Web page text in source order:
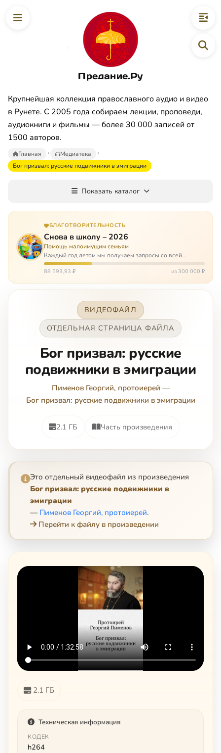
Предание.Ру
Крупнейшая коллекция православного аудио и видео
в Рунете. С 2005 года собираем лекции, проповеди,
аудиокниги и фильмы — более 30 000 записей от
1500 авторов.
Главная
Медиатека
Бог призвал: русские подвижники в эмиграции
Показать каталог
БЛАГОТВОРИТЕЛЬНОСТЬ
Снова в школу – 2026
Помощь малоимущим семьям
Каждый год летом мы получаем запросы со всей
России: помогите собраться в школу. Семьи с больными
детьми или родителями, семьи без пап или мам,
88 593,93 ₽ из 300 000 ₽
ВИДЕОФАЙЛ
ОТДЕЛЬНАЯ СТРАНИЦА ФАЙЛА
Бог призвал: русские
подвижники в эмиграции
Пименов Георгий, протоиерей —
Бог призвал: русские подвижники в эмиграции
2.1 ГБ Часть произведения
Это отдельный видеофайл из произведения
Бог призвал: русские подвижники в
эмиграции
— Пименов Георгий, протоиерей.
Перейти к файлу в произведении
2.1 ГБ
Техническая информация
КОДЕК
h264